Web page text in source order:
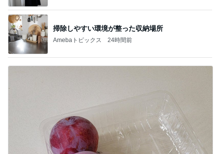
掃除しやすい環境が整った収納場所
Amebaトピックス 24時間前